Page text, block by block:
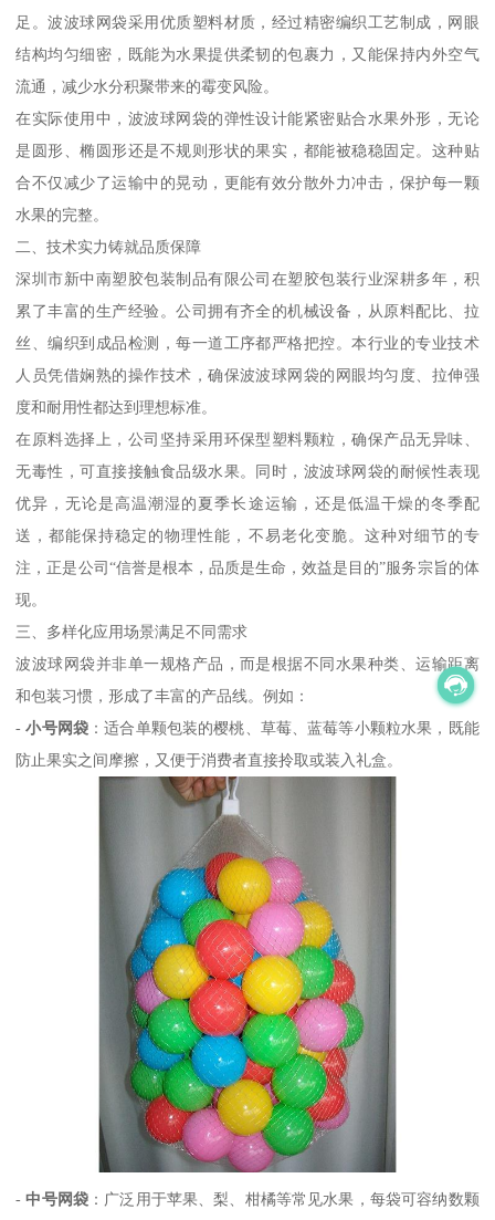
足。波波球网袋采用优质塑料材质，经过精密编织工艺制成，网眼
结构均匀细密，既能为水果提供柔韧的包裹力，又能保持内外空气
流通，减少水分积聚带来的霉变风险。
在实际使用中，波波球网袋的弹性设计能紧密贴合水果外形，无论
是圆形、椭圆形还是不规则形状的果实，都能被稳稳固定。这种贴
合不仅减少了运输中的晃动，更能有效分散外力冲击，保护每一颗
水果的完整。
二、技术实力铸就品质保障
深圳市新中南塑胶包装制品有限公司在塑胶包装行业深耕多年，积
累了丰富的生产经验。公司拥有齐全的机械设备，从原料配比、拉
丝、编织到成品检测，每一道工序都严格把控。本行业的专业技术
人员凭借娴熟的操作技术，确保波波球网袋的网眼均匀度、拉伸强
度和耐用性都达到理想标准。
在原料选择上，公司坚持采用环保型塑料颗粒，确保产品无异味、
无毒性，可直接接触食品级水果。同时，波波球网袋的耐候性表现
优异，无论是高温潮湿的夏季长途运输，还是低温干燥的冬季配
送，都能保持稳定的物理性能，不易老化变脆。这种对细节的专
注，正是公司“信誉是根本，品质是生命，效益是目的”服务宗旨的体
现。
三、多样化应用场景满足不同需求
波波球网袋并非单一规格产品，而是根据不同水果种类、运输距离
和包装习惯，形成了丰富的产品线。例如：
-小号网袋 ：适合单颗包装的樱桃、草莓、蓝莓等小颗粒水果，既能
防止果实之间摩擦，又便于消费者直接拎取或装入礼盒。
-中号网袋 ：广泛用于苹果、梨、柑橘等常见水果，每袋可容纳数颗